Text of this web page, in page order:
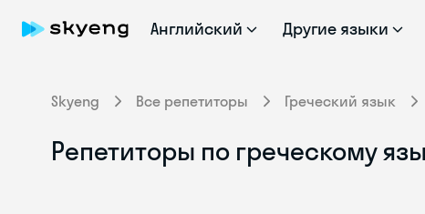
Английский Другие языки
Skyeng Все репетиторы Греческий язык
Репетиторы по греческому